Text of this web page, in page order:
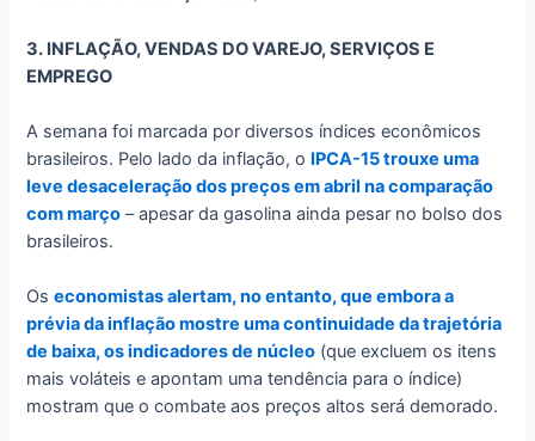
3. INFLAÇÃO, VENDAS DO VAREJO, SERVIÇOS E
EMPREGO
A semana foi marcada por diversos índices econômicos
brasileiros. Pelo lado da inflação, o IPCA-15 trouxe uma
leve desaceleração dos preços em abril na comparação
com março – apesar da gasolina ainda pesar no bolso dos
brasileiros.
Oseconomistas alertam, no entanto, que embora a
prévia da inflação mostre uma continuidade da trajetória
de baixa, os indicadores de núcleo (que excluem os itens
mais voláteis e apontam uma tendência para o índice)
mostram que o combate aos preços altos será demorado.